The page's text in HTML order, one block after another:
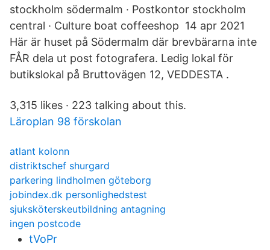
stockholm södermalm · Postkontor stockholm
central · Culture boat coffeeshop 14 apr 2021
Här är huset på Södermalm där brevbärarna inte
FÅR dela ut post fotografera. Ledig lokal för
butikslokal på Bruttovägen 12, VEDDESTA .
3,315 likes · 223 talking about this.
Läroplan 98 förskolan
atlant kolonn
distriktschef shurgard
parkering lindholmen göteborg
jobindex.dk personlighedstest
sjuksköterskeutbildning antagning
ingen postcode
tVoPr